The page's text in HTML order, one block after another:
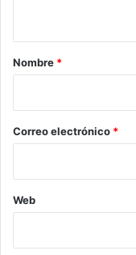
r
*
Nombre *
Correo electrónico *
Web